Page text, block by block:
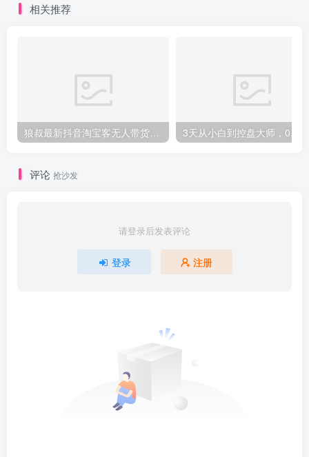
相关推荐
狼叔最新抖音淘宝客无人带货项目课程
评论 抢沙发
请登录后发表评论
登录 注册